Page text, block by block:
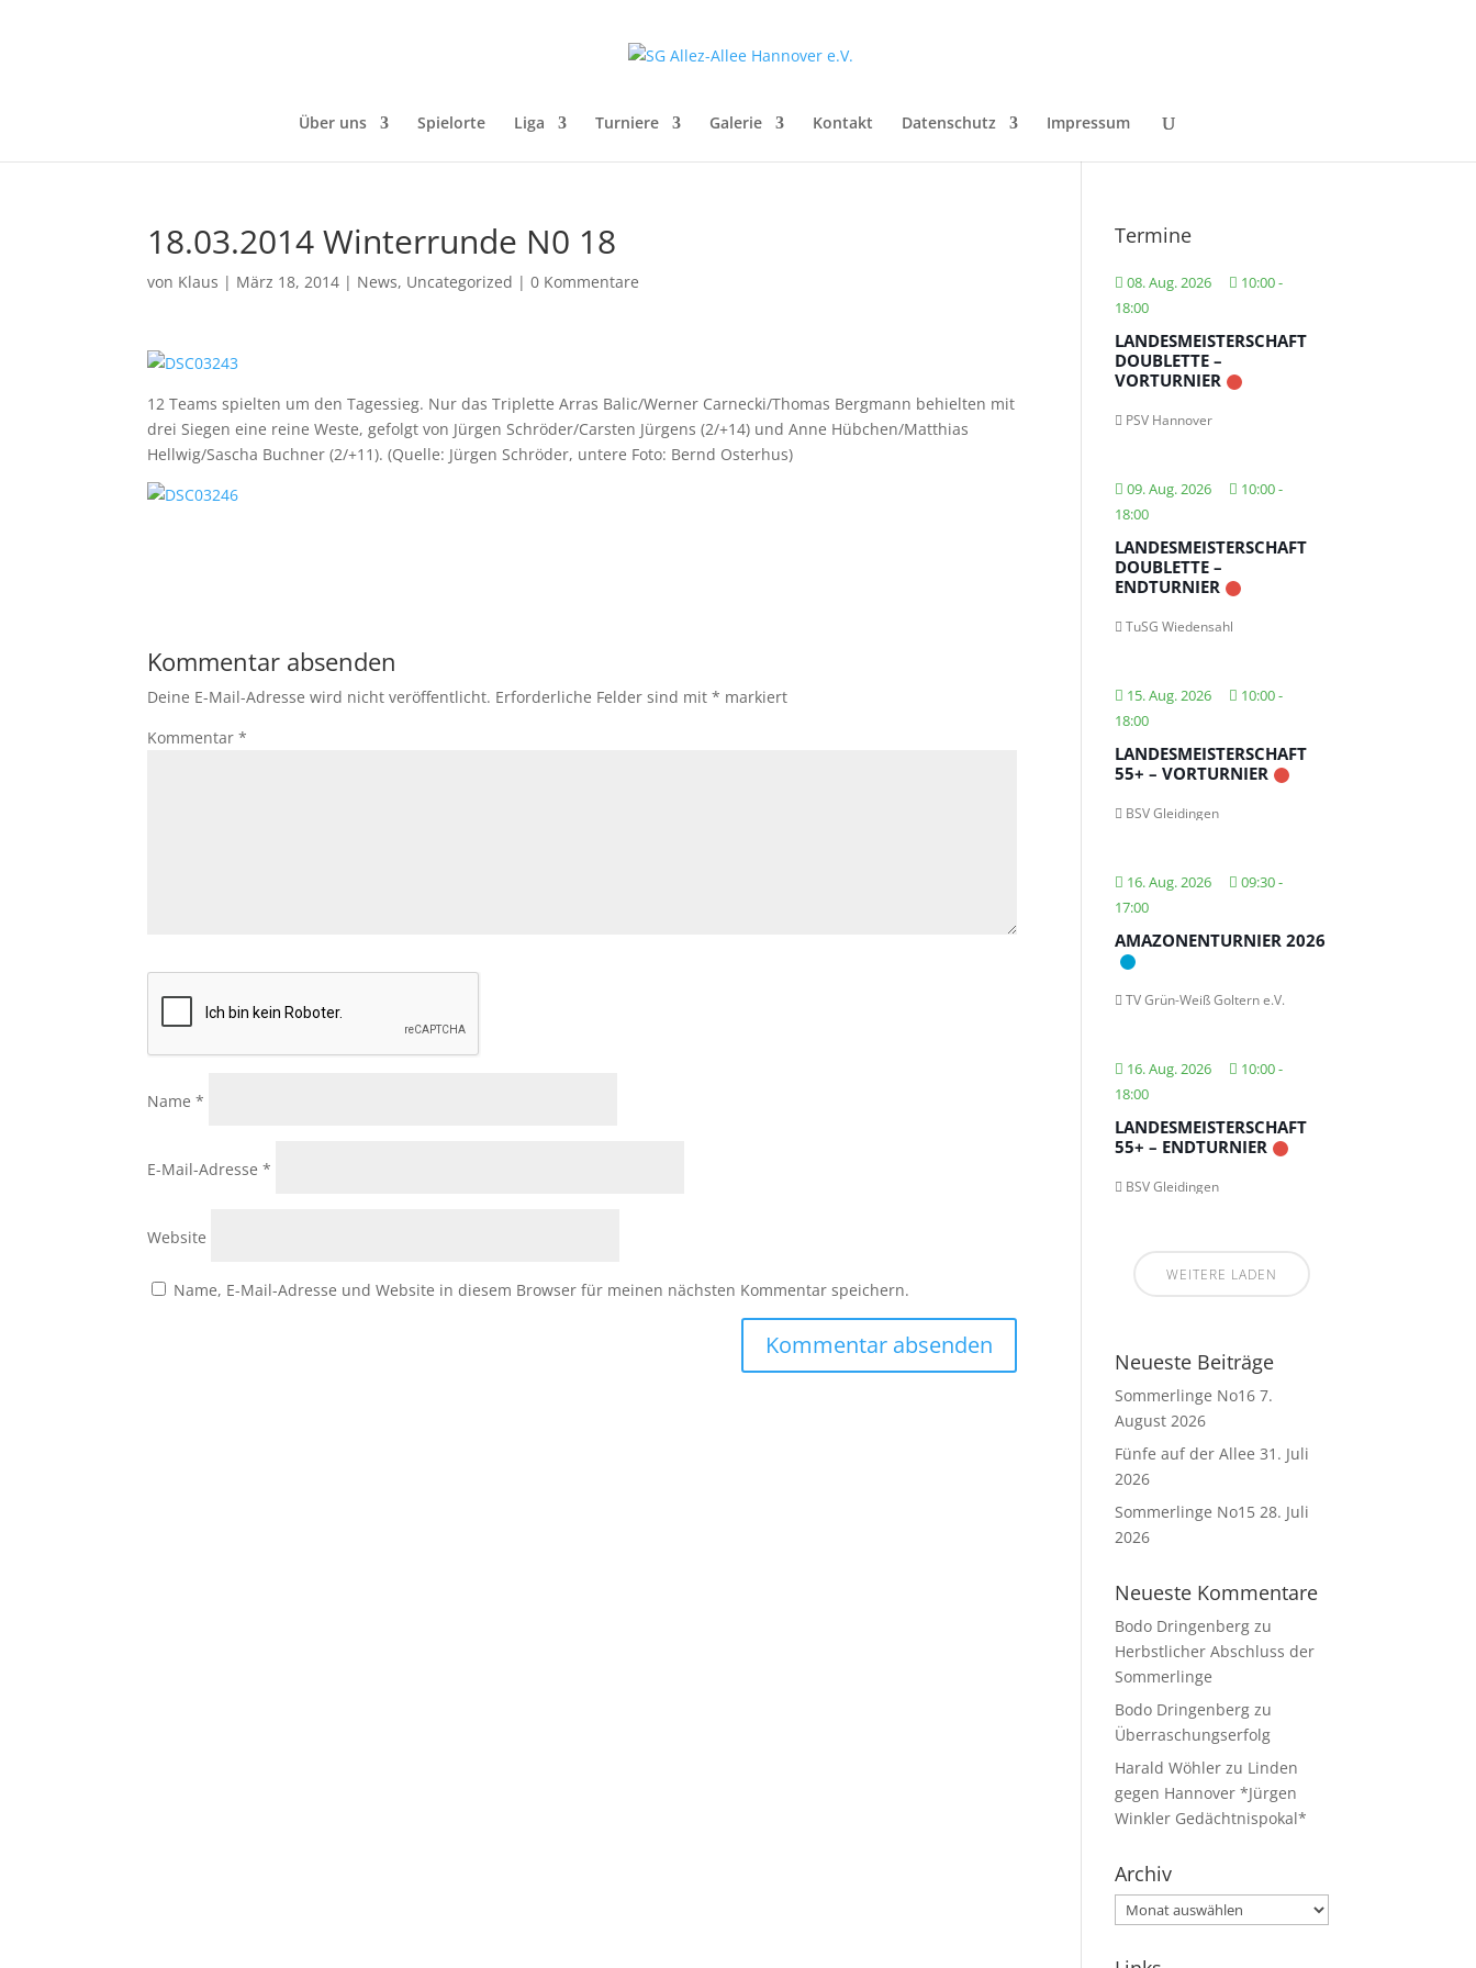
Über uns Spielorte Liga Turniere Galerie Kontakt Datenschutz Impressum
18.03.2014 Winterrunde N0 18
von Klaus | März 18, 2014 | News, Uncategorized |0 Kommentare
12 Teams spielten um den Tagessieg. Nur das Triplette Arras Balic/Werner Carnecki/Thomas Bergmann behielten mit
drei Siegen eine reine Weste, gefolgt von Jürgen Schröder/Carsten Jürgens (2/+14) und Anne Hübchen/Matthias
Hellwig/Sascha Buchner (2/+11). (Quelle: Jürgen Schröder, untere Foto: Bernd Osterhus)
Kommentar absenden
Deine E-Mail-Adresse wird nicht veröffentlicht. Erforderliche Felder sind mit* markiert
Kommentar*
Name*
E-Mail-Adresse*
Website
Name, E-Mail-Adresse und Website in diesem Browser für meinen nächsten Kommentar speichern.
Termine
08. Aug. 2026 10:00-
18:00
LANDESMEISTERSCHAFT
DOUBLETTE –
VORTURNIER
PSV Hannover
09. Aug. 2026 10:00-
18:00
LANDESMEISTERSCHAFT
DOUBLETTE –
ENDTURNIER
TuSG Wiedensahl
15. Aug. 2026 10:00-
18:00
LANDESMEISTERSCHAFT
55+ – VORTURNIER
BSV Gleidingen
16. Aug. 2026 09:30-
17:00
AMAZONENTURNIER 2026
TV Grün-Weiß Goltern e.V.
16. Aug. 2026 10:00-
18:00
LANDESMEISTERSCHAFT
55+ – ENDTURNIER
BSV Gleidingen
WEITERE LADEN
Neueste Beiträge
Sommerlinge No16 7.
August 2026
Fünfe auf der Allee 31. Juli
2026
Sommerlinge No15 28. Juli
2026
Neueste Kommentare
Bodo Dringenberg zu
Herbstlicher Abschluss der
Sommerlinge
Bodo Dringenberg zu
Überraschungserfolg
Harald Wöhler zu Linden
gegen Hannover *Jürgen
Winkler Gedächtnispokal*
Archiv
Archiv